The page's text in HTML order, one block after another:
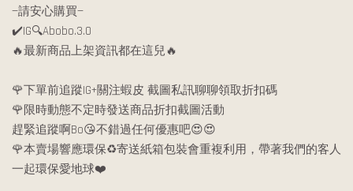
—請安心購買—
✔️IG🔍Abobo.3.0
🔥最新商品上架資訊都在這兒🔥
🌹下單前追蹤IG+關注蝦皮 截圖私訊聊聊領取折扣碼
🌹限時動態不定時發送商品折扣截圖活動
趕緊追蹤啊Bo😘不錯過任何優惠吧😍😍
🌹本賣場響應環保♻️寄送紙箱包裝會重複利用，帶著我們的客人
一起環保愛地球❤️